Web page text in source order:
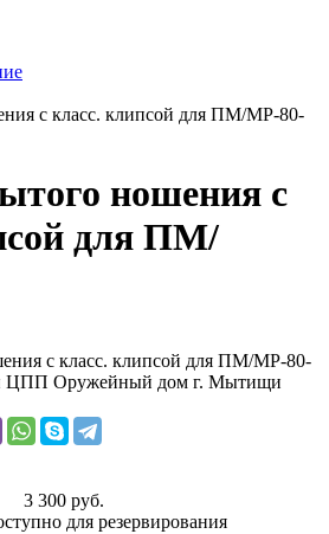
с класс. клипсой для ПМ/МР-80-
ношения с
для ПМ/
3 300 руб.
для резервирования